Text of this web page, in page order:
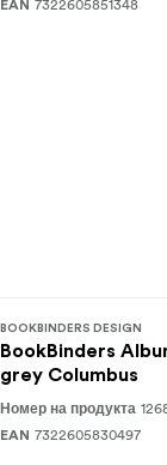
EAN 7322605851348
BOOKBINDERS DESIGN
BookBinders
grey Columbus
Номер на продукта
EAN 7322605830497